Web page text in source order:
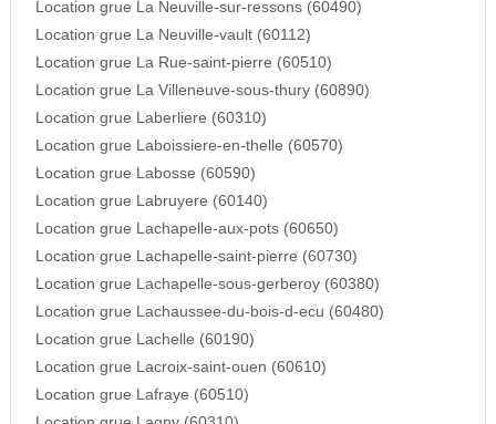
Location grue La Neuville-sur-ressons (60490)
Location grue La Neuville-vault (60112)
Location grue La Rue-saint-pierre (60510)
Location grue La Villeneuve-sous-thury (60890)
Location grue Laberliere (60310)
Location grue Laboissiere-en-thelle (60570)
Location grue Labosse (60590)
Location grue Labruyere (60140)
Location grue Lachapelle-aux-pots (60650)
Location grue Lachapelle-saint-pierre (60730)
Location grue Lachapelle-sous-gerberoy (60380)
Location grue Lachaussee-du-bois-d-ecu (60480)
Location grue Lachelle (60190)
Location grue Lacroix-saint-ouen (60610)
Location grue Lafraye (60510)